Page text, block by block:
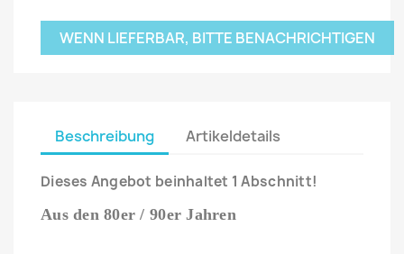
WENN LIEFERBAR, BITTE BENACHRICHTIGEN
Beschreibung Artikeldetails
Dieses Angebot beinhaltet 1 Abschnitt!
Aus den 80er / 90er Jahren